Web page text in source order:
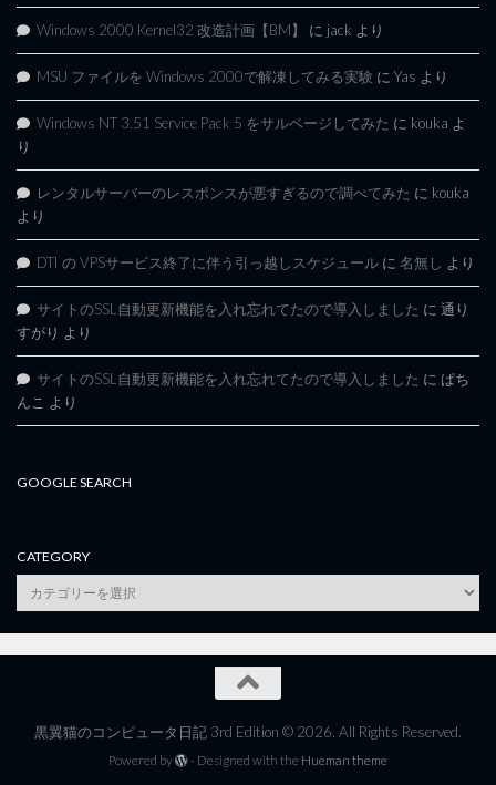
Windows 2000 Kernel32 改造計画【BM】 に jack より
MSU ファイルを Windows 2000で解凍してみる実験 に Yas より
Windows NT 3.51 Service Pack 5 をサルベージしてみた に kouka よ
り
レンタルサーバーのレスポンスが悪すぎるので調べてみた に kouka
より
DTI の VPSサービス終了に伴う引っ越しスケジュール に 名無し より
サイトのSSL自動更新機能を入れ忘れてたので導入しました に 通り
すがり より
サイトのSSL自動更新機能を入れ忘れてたので導入しました に ぱち
んこ より
GOOGLE SEARCH
CATEGORY
category
黒翼猫のコンピュータ日記 3rd Edition © 2026. All Rights Reserved.
Powered by - Designed with the Hueman theme